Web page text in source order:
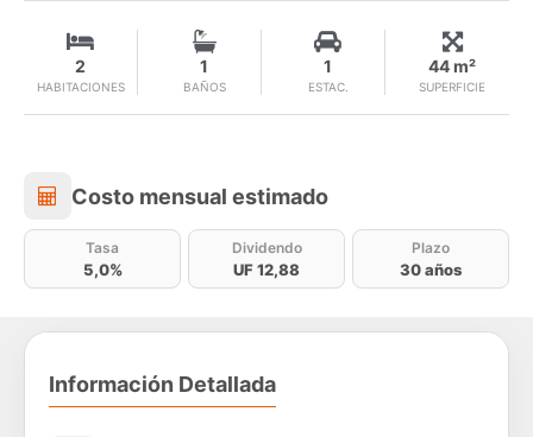
HABITACIONES
2
BAÑOS
1
ESTAC.
1
SUPERFICIE
44 m²
Costo mensual estimado
Costo mensual estimado
Tasa
5,0%
Dividendo
UF 12,88
Plazo
30 años
Información Detallada